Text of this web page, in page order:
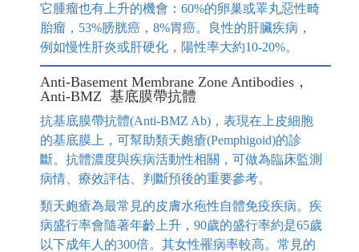
它腫瘤也有上升的機會：60%的卵巢或睪丸惡性畸
胎瘤，53%膀胱癌，8%胃癌。良性的肝臟疾病，
例如慢性肝炎或肝硬化，陽性率大約10-20%。
Anti-Basement Membrane Zone Antibodies，
Anti-BMZ 基底膜帶抗體
抗基底膜帶抗體(Anti-BMZ Ab)，表現在上皮細胞
的基底膜上，可幫助類天皰瘡(Pemphigoid)的診
斷。抗體濃度與疾病活動性相關，可做為臨床監測
病情、療效評估、判斷預後的重要參考。
類天皰瘡為最常見的皮膚水疱性自體免疫疾病。疾
病盛行率會隨著年齡上升，90歲的盛行率約是65歲
以下成年⼈的300倍。其女性罹病率較高。常見的